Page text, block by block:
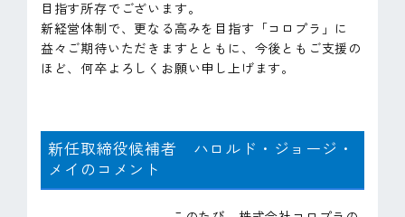
目指す所存でございます。
新経営体制で、更なる高みを目指す「コロプラ」に
益々ご期待いただきますとともに、今後ともご支援の
ほど、何卒よろしくお願い申し上げます。
新任取締役候補者 ハロルド・ジョージ・
メイのコメント